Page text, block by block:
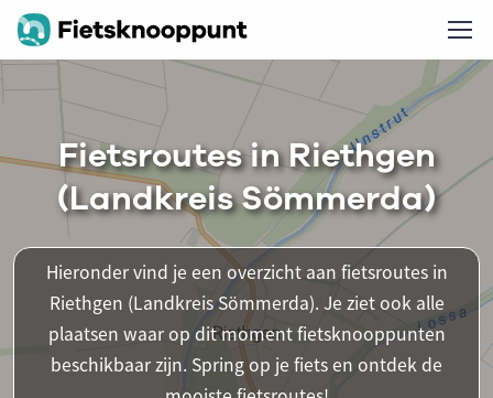
Fietsroutes in Riethgen
(Landkreis Sömmerda)
Hieronder vind je een overzicht aan fietsroutes in
Riethgen (Landkreis Sömmerda). Je ziet ook alle
plaatsen waar op dit moment fietsknooppunten
beschikbaar zijn. Spring op je fiets en ontdek de